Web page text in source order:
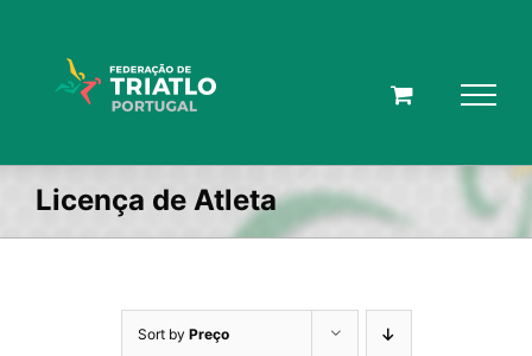
Licença de Atleta
Sort by Preço